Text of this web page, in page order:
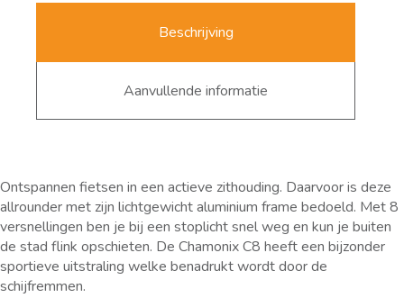
Beschrijving
Aanvullende informatie
Ontspannen fietsen in een actieve zithouding. Daarvoor is deze
allrounder met zijn lichtgewicht aluminium frame bedoeld. Met 8
versnellingen ben je bij een stoplicht snel weg en kun je buiten
de stad flink opschieten. De Chamonix C8 heeft een bijzonder
sportieve uitstraling welke benadrukt wordt door de
schijfremmen.